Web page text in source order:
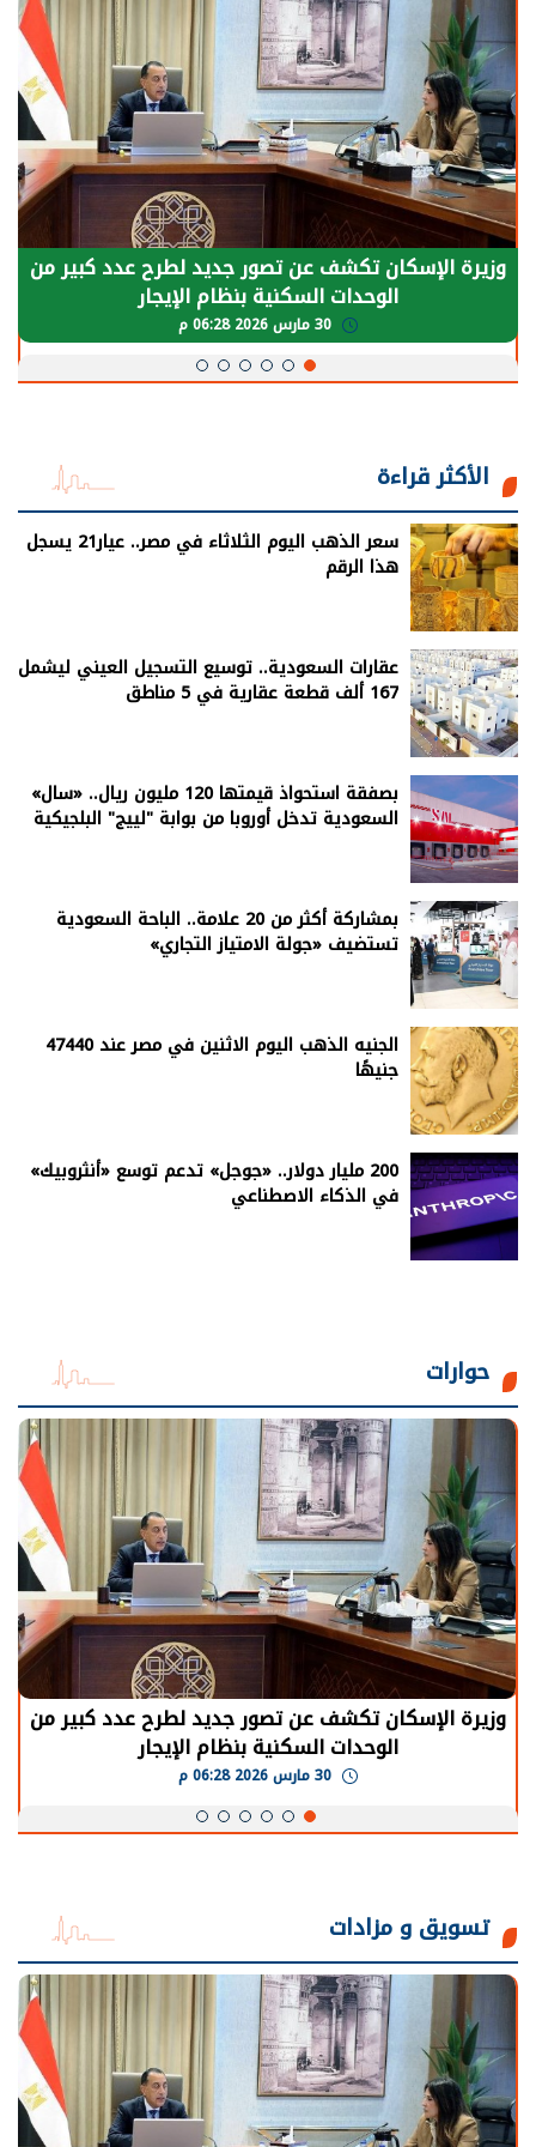
الرئيس السيسي: توقف الأنشطة في قطاع الطاقة
يحتاج إلى سنوات لعودة معدلات الإنتاج الطبيعية
30 مارس 2026 05:08 م
الأكثر قراءة
سعر الذهب اليوم الثلاثاء في مصر.. عيار21 يسجل
هذا الرقم
عقارات السعودية.. توسيع التسجيل العيني ليشمل
167 ألف قطعة عقارية في 5 مناطق
بصفقة استحواذ قيمتها 120 مليون ريال.. «سال»
السعودية تدخل أوروبا من بوابة "لييج" البلجيكية
بمشاركة أكثر من 20 علامة.. الباحة السعودية
تستضيف «جولة الامتياز التجاري»
الجنيه الذهب اليوم الاثنين في مصر عند 47440
جنيهًا
200 مليار دولار.. «جوجل» تدعم توسع «أنثروبيك»
في الذكاء الاصطناعي
حوارات
الرئيس السيسي: توقف الأنشطة في قطاع الطاقة
يحتاج إلى سنوات لعودة معدلات الإنتاج الطبيعية
30 مارس 2026 05:08 م
تسويق و مزادات